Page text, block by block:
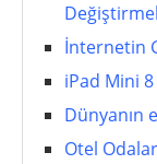
İnternetin
iPad Mini 8
Dünyanın
Otel